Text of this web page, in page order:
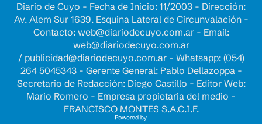
Diario de Cuyo - Fecha de Inicio: 11/2003 - Dirección:
Av. Alem Sur 1639. Esquina Lateral de Circunvalación -
Contacto: web@diariodecuyo.com.ar- Email:
web@diariodecuyo.com.ar
/ publicidad@diariodecuyo.com.ar- Whatsapp: (054)
264 5045343 - Gerente General: Pablo Dellazoppa -
Secretario de Redacción: Diego Castillo - Editor Web:
Mario Romero - Empresa propietaria del medio -
FRANCISCO MONTES S.A.C.I.F.